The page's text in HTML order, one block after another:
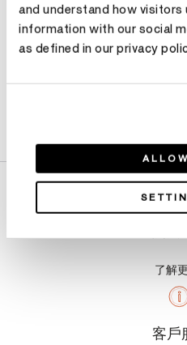
and understand how visitors
information with our social
as defined in our privacy
了解
客戶